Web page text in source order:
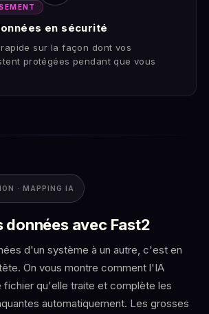
en sécurité
sur la façon dont vos
protégées pendant que vous
· MAPPING IA
données avec Fast2
d'un système à un autre, c'est en
On vous montre comment l'IA
qu'elle traite et complète les
automatiquement. Les grosses